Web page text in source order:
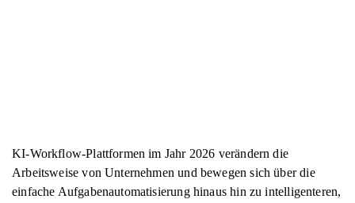
KI-Workflow-Plattformen im Jahr 2026 verändern die
Arbeitsweise von Unternehmen und bewegen sich über die
einfache Aufgabenautomatisierung hinaus hin zu intelligenteren,